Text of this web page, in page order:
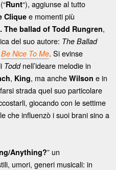
Runt“), aggiunse al tutto
Clique e momenti più
The ballad of Todd Rungren,
del suo autore: The Ballad
Be Nice To Me. Si evinse
Toddnell’ideare melodie in
, King, ma anche Wilson e in
strada quel suo particolare
giocando con le settime
che influenzò i suoi brani sino a
Anything?” un
umori, generi musicali: in